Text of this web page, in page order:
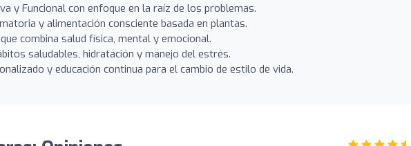
y Funcional con enfoque en la raíz de los problemas.
y alimentación consciente basada en plantas.
combina salud física, mental y emocional.
saludables, hidratación y manejo del estrés.
y educación continua para el cambio de estilo de vida.